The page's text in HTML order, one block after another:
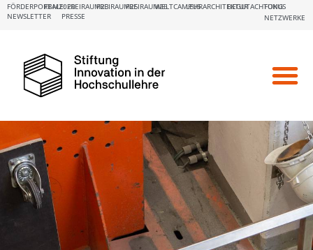
NEWSLETTER PRESSE
FÖRDERPORTALE:
FBM2020FREIRAUM23FREIRAUM25FREIRAUM26WELTCAMPUSLEHRARCHITEKTURBEGUTACHTUNG
FOKUS
NETZWERKE